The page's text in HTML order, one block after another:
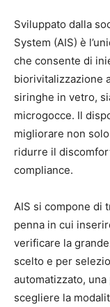
Sviluppato dalla
System (AIS) è
che consente di
biorivitalizzazione
siringhe in vetro,
microgocce. Il
migliorare non
ridurre il
compliance.
AIS si compone di
penna in cui
verificare la
scelto e per
automatizzato,
scegliere la